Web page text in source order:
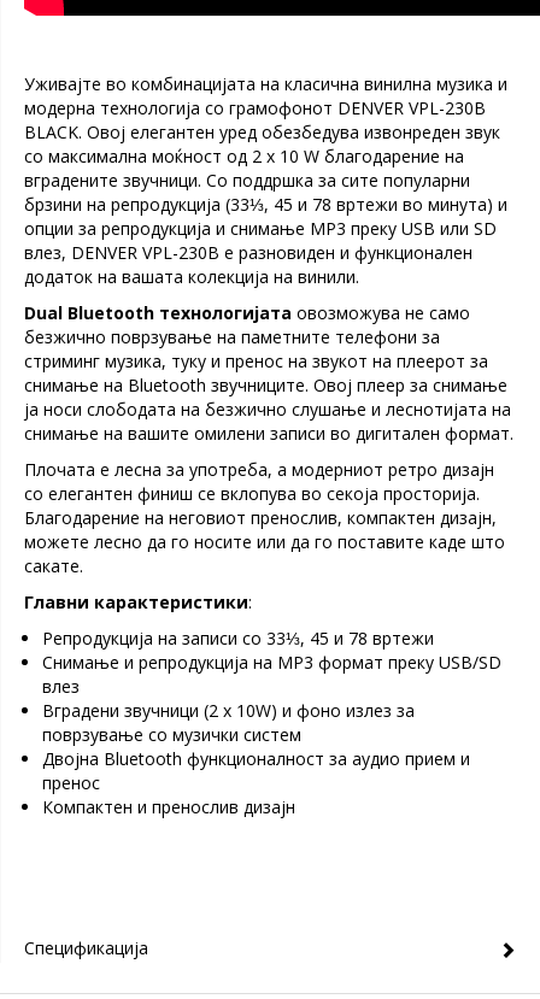
Уживајте во комбинацијата на класична винилна музика и
модерна технологија со грамофонот DENVER VPL-230B
BLACK. Овој елегантен уред обезбедува извонреден звук
со максимална моќност од 2 x 10 W благодарение на
вградените звучници. Со поддршка за сите популарни
брзини на репродукција (33⅓, 45 и 78 вртежи во минута) и
опции за репродукција и снимање MP3 преку USB или SD
влез, DENVER VPL-230B е разновиден и функционален
додаток на вашата колекција на винили.
Dual Bluetooth технологијата овозможува не само
безжично поврзување на паметните телефони за
стриминг музика, туку и пренос на звукот на плеерот за
снимање на Bluetooth звучниците. Овој плеер за снимање
ја носи слободата на безжично слушање и леснотијата на
снимање на вашите омилени записи во дигитален формат.
Плочата е лесна за употреба, а модерниот ретро дизајн
со елегантен финиш се вклопува во секоја просторија.
Благодарение на неговиот пренослив, компактен дизајн,
можете лесно да го носите или да го поставите каде што
сакате.
Главни карактеристики:
Репродукција на записи со 33⅓, 45 и 78 вртежи
Снимање и репродукција на MP3 формат преку USB/SD
влез
Вградени звучници (2 x 10W) ​​и фоно излез за
поврзување со музички систем
Двојна Bluetooth функционалност за аудио прием и
пренос
Компактен и пренослив дизајн
Спецификација